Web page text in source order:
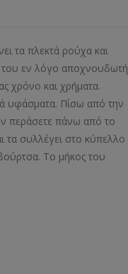
τα πλεκτά ρούχα και
του εν λόγο αποχνουδωτή
χρόνο και χρήματα.
υφάσματα. Πίσω από την
περάσετε πάνω από το
τα συλλέγει στο κύπελλο
Το μήκος του